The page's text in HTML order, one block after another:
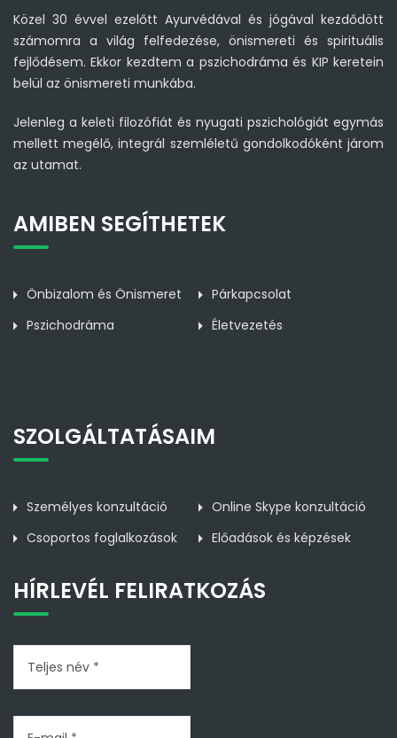
Közel 30 évvel ezelőtt Ayurvédával és jógával kezdődött
számomra a világ felfedezése, önismereti és spirituális
fejlődésem. Ekkor kezdtem a pszichodráma és KIP keretein
belül az önismereti munkába.
Jelenleg a keleti filozófiát és nyugati pszichológiát egymás
mellett megélő, integrál szemléletű gondolkodóként járom
az utamat.
AMIBEN SEGÍTHETEK
Önbizalom és Önismeret
Párkapcsolat
Pszichodráma
Életvezetés
SZOLGÁLTATÁSAIM
Személyes konzultáció
Online Skype konzultáció
Csoportos foglalkozások
Előadások és képzések
HÍRLEVÉL FELIRATKOZÁS